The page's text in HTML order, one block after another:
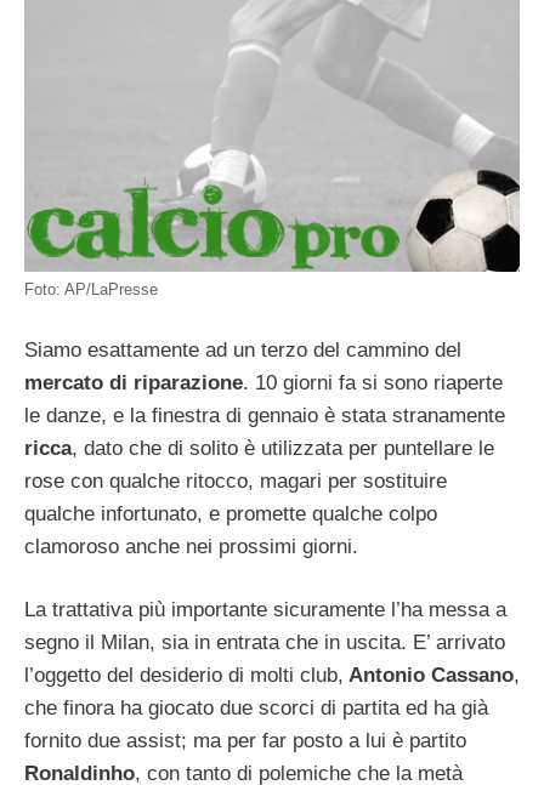
Foto: AP/LaPresse
Siamo esattamente ad un terzo del cammino del
mercato di riparazione. 10 giorni fa si sono riaperte
le danze, e la finestra di gennaio è stata stranamente
ricca, dato che di solito è utilizzata per puntellare le
rose con qualche ritocco, magari per sostituire
qualche infortunato, e promette qualche colpo
clamoroso anche nei prossimi giorni.
La trattativa più importante sicuramente l’ha messa a
segno il Milan, sia in entrata che in uscita. E’ arrivato
l’oggetto del desiderio di molti club, Antonio Cassano,
che finora ha giocato due scorci di partita ed ha già
fornito due assist; ma per far posto a lui è partito
Ronaldinho, con tanto di polemiche che la metà